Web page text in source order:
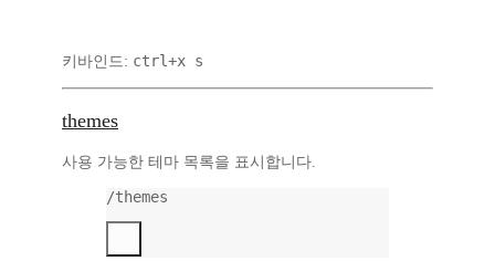
키바인드: ctrl+x s
themes
사용 가능한 테마 목록을 표시합니다.
/themes